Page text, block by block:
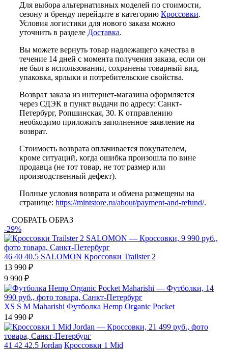
Для выбора альтернативных моделей по стоимости,
сезону и бренду перейдите в категорию Кроссовки.
Условия логистики для нового заказа можно
уточнить в разделе Доставка.
Вы можете вернуть товар надлежащего качества в
течение 14 дней с момента получения заказа, если он
не был в использовании, сохранены товарный вид,
упаковка, ярлыки и потребительские свойства.
Возврат заказа из интернет-магазина оформляется
через СДЭК в пункт выдачи по адресу: Санкт-
Петербург, Ропшинская, 30. К отправлению
необходимо приложить заполненное заявление на
возврат.
Стоимость возврата оплачивается покупателем,
кроме ситуаций, когда ошибка произошла по вине
продавца (не тот товар, не тот размер или
производственный дефект).
Полные условия возврата и обмена размещены на
странице: https://mintstore.ru/about/payment-and-refund/.
СОБРАТЬ ОБРАЗ
-29%
46 40 40.5 SALOMON Кроссовки Trailster 2
13 990 ₽
9 990 ₽
XS S M Maharishi Футболка Hemp Organic Pocket
14 990 ₽
41 42 42.5 Jordan Кроссовки 1 Mid